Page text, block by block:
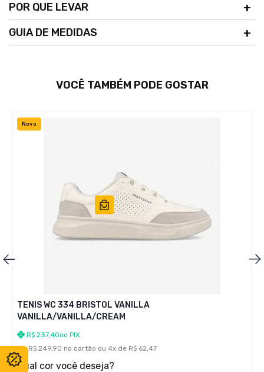
POR QUE LEVAR
GUIA DE MEDIDAS
VOCÊ TAMBÉM PODE GOSTAR
Novo
TENIS WC 334 BRISTOL VANILLA
VANILLA/VANILLA/CREAM
R$ 237,40no PIX
R$ 249,90 no cartão ou 4x de R$ 62,47
Qual cor você deseja?